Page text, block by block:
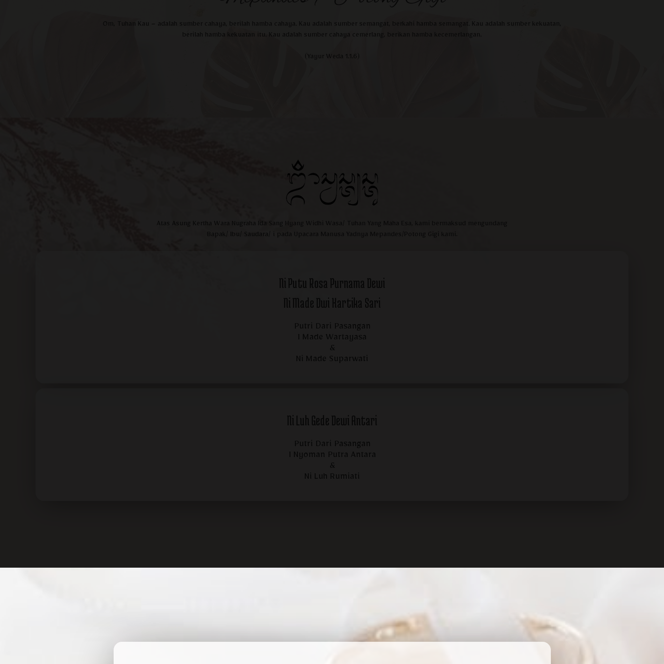
Om, Tuhan Kau – adalah sumber cahaya, berilah hamba cahaya. Kau adalah sumber semangat, berkahi hamba semangat. Kau adalah sumber kekuatan,
berilah hamba kekuatan itu. Kau adalah sumber cahaya cemerlang, berikan hamba kecemerlangan.
(Yayur Weda 1.1.6)
Atas Asung Kertha Wara Nugraha Ida Sang Hyang Widhi Wasa/ Tuhan Yang Maha Esa, kami bermaksud mengundang
Ni Putu Rosa Purnama Dewi
Ni Made Dwi Kartika Sari
Putri Dari Pasangan
I Made Wartayasa
&
Ni Made Suparwati
Ni Luh Gede Dewi Antari
Putri Dari Pasangan
I Nyoman Putra Antara
&
Ni Luh Rumiati